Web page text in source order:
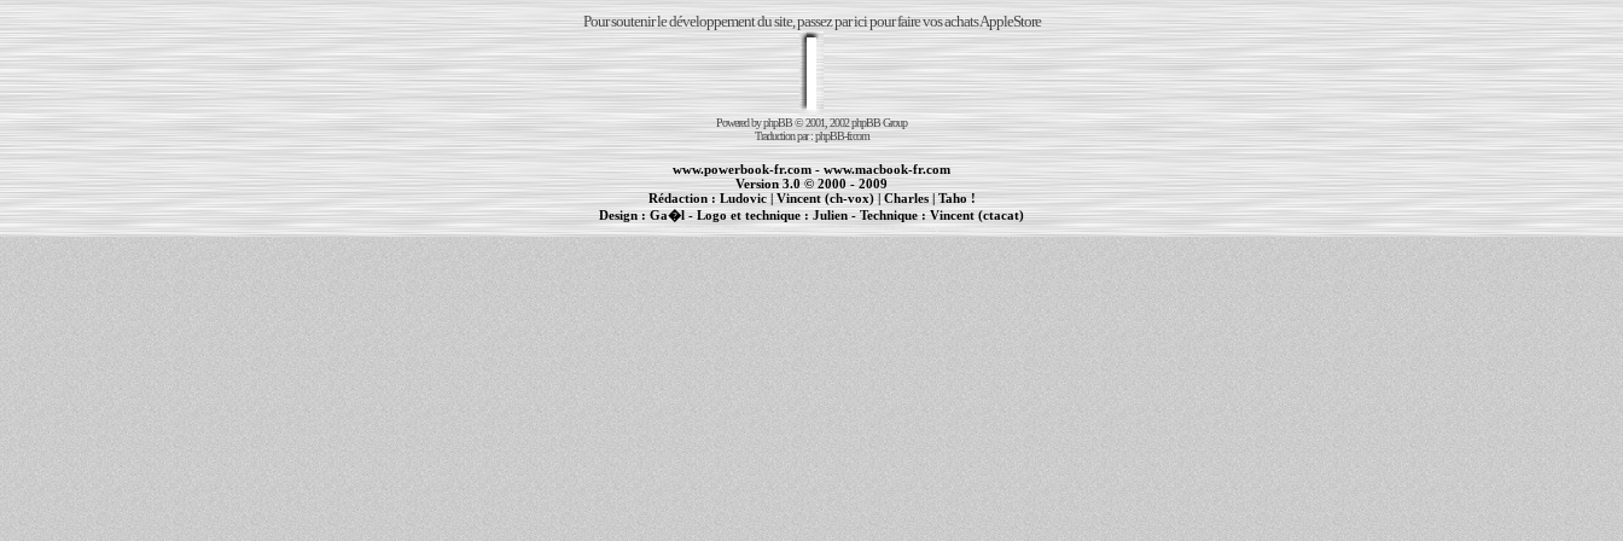
Pour soutenir le développement du site, passez par ici pour faire vos achats AppleStore
Powered byphpBB© 2001, 2002 phpBB Group
Traduction par :phpBB-fr.com
www.powerbook-fr.com - www.macbook-fr.com
Version 3.0 © 2000 - 2009
Rédaction : Ludovic|Vincent (ch-vox)| Charles|Taho !
Design :Ga�l - Logo et technique : Julien - Technique :Vincent (ctacat)
| | cr�ation de sites Internet